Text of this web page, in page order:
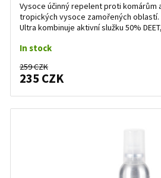
Vysoce účinný repelent proti komárům
tropických vysoce zamořených
Ultra kombinuje aktivní služku 50%
In stock
259 CZK
235 CZK